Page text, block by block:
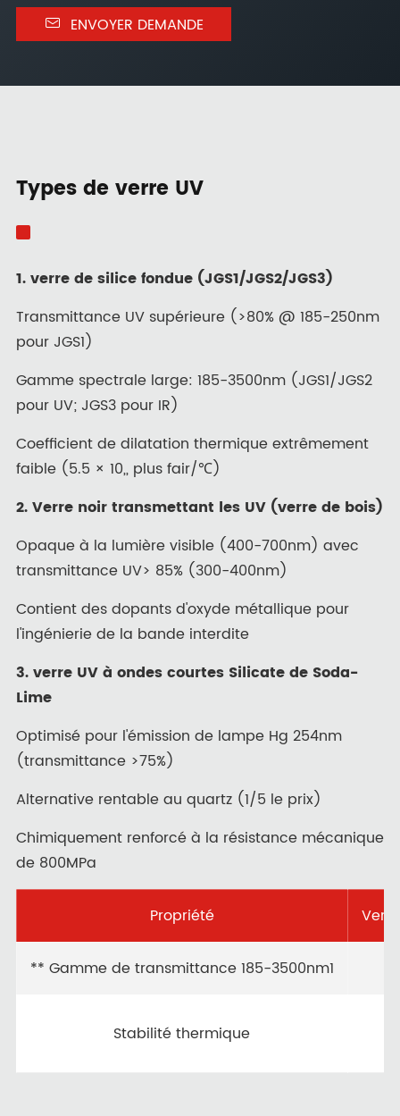
 ENVOYER DEMANDE
Types de verre UV
1. verre de silice fondue (JGS1/JGS2/JGS3)
Transmittance UV supérieure (>80% @ 185-250nm
pour JGS1)
Gamme spectrale large: 185-3500nm (JGS1/JGS2
pour UV; JGS3 pour IR)
Coefficient de dilatation thermique extrêmement
faible (5.5 × 10,, plus fair/℃)
2. Verre noir transmettant les UV (verre de bois)
Opaque à la lumière visible (400-700nm) avec
transmittance UV> 85% (300-400nm)
Contient des dopants d'oxyde métallique pour
l'ingénierie de la bande interdite
3. verre UV à ondes courtes Silicate de Soda-
Lime
Optimisé pour l'émission de lampe Hg 254nm
(transmittance >75%)
Alternative rentable au quartz (1/5 le prix)
Chimiquement renforcé à la résistance mécanique
de 800MPa
Propriété
** Gamme de transmittance 185-3500nm1
Stabilité thermique